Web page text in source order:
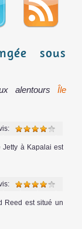
sous
alentours Île
Jetty à Kapalai est
Reed est situé un